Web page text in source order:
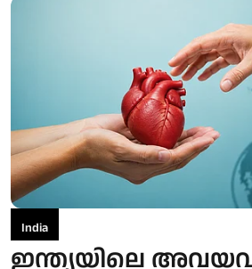
India
ഇന്ത്യയിലെ